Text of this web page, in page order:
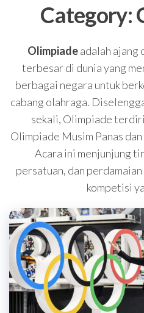
Category:
Olimpiadeadalah ajang
terbesar di dunia yang
berbagai negara untuk
cabang olahraga.
sekali, Olimpiade
Olimpiade Musim Panas
Acara ini menjunjung
persatuan, dan
kompetisi